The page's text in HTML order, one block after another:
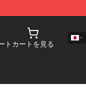
ト カートを見る